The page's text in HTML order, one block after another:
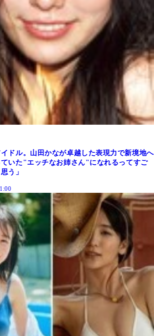
ドル。山田かなが卓越した表現力で新境地へ
ていた"エッチなお姉さん"になれるってすご
う」